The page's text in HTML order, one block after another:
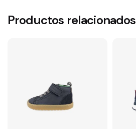
Productos relacionados